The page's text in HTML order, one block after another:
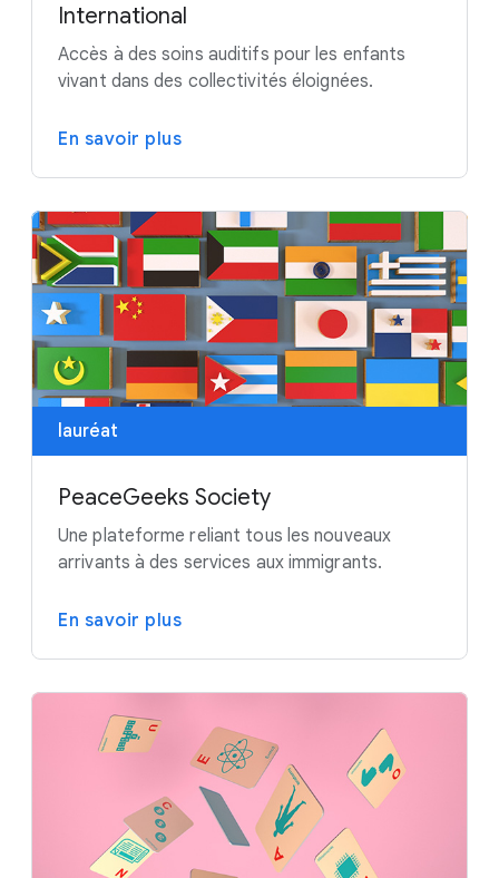
International
Accès à des soins auditifs pour les enfants
vivant dans des collectivités éloignées.
En savoir plus
lauréat
PeaceGeeks Society
Une plateforme reliant tous les nouveaux
arrivants à des services aux immigrants.
En savoir plus